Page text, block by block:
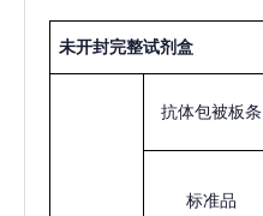
未开封完整试剂盒
抗体包被板条
标准品